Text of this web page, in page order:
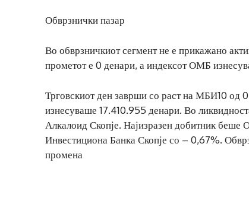
Обврзнички пазар
Во обврзничкиот сегмент не е прикажано
прометот е 0 денари, а индексот ОМБ
Трговскиот ден заврши со раст на МБИ10 од
изнесуваше 17.410.955 денари. Во
Алкалоид Скопје. Најизразен добитник
Инвестициона Банка Скопје со – 0,67%.
промена